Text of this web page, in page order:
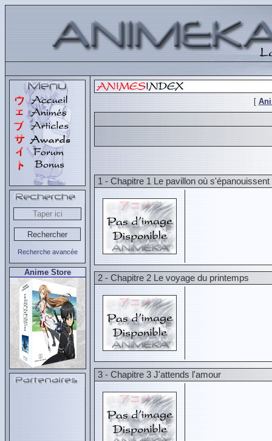
Recherche avancée
Anime Store
[
1 - Chapitre 1 Le pavillon où
2 - Chapitre 2 Le voyage du printemps
3 - Chapitre 3 J'attends l'amour